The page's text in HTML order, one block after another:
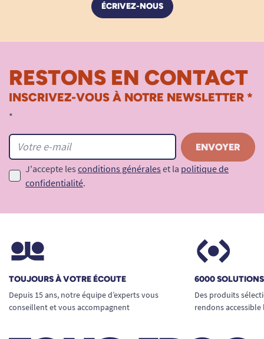
ÉCRIVEZ-NOUS
RESTONS EN CONTACT
INSCRIVEZ-VOUS À NOTRE NEWSLETTER *
*
J'accepte les conditions générales et la politique de
confidentialité.
TOUJOURS À VOTRE ÉCOUTE
Depuis 15 ans, notre équipe d’experts vous
conseillent et vous accompagnent
6000
Des produits
rendons